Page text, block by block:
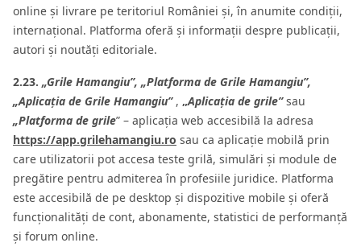
online și livrare pe teritoriul României și, în anumite condiții,
internațional. Platforma oferă și informații despre publicații,
autori și noutăți editoriale.
2.23. „Grile Hamangiu”, „Platforma de Grile Hamangiu”,
„Aplicația de Grile Hamangiu”, „Aplicația de grile”sau
„Platforma de grile” – aplicația web accesibilă la adresa
https://app.grilehamangiu.ro sau ca aplicație mobilă prin
care utilizatorii pot accesa teste grilă, simulări și module de
pregătire pentru admiterea în profesiile juridice. Platforma
este accesibilă de pe desktop și dispozitive mobile și oferă
funcționalități de cont, abonamente, statistici de performanță
și forum online.